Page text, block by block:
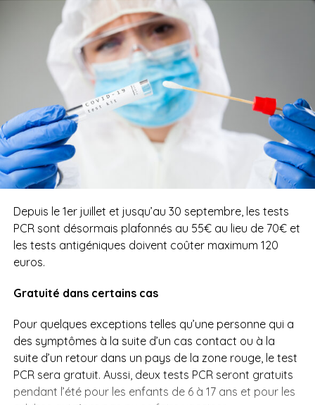
Depuis le 1er juillet et jusqu’au 30 septembre, les tests
PCR sont désormais plafonnés au 55€ au lieu de 70€ et
les tests antigéniques doivent coûter maximum 120
euros.
Gratuité dans certains cas
Pour quelques exceptions telles qu’une personne qui a
des symptômes à la suite d’un cas contact ou à la
suite d’un retour dans un pays de la zone rouge, le test
PCR sera gratuit. Aussi, deux tests PCR seront gratuits
pendant l’été pour les enfants de 6 à 17 ans et pour les